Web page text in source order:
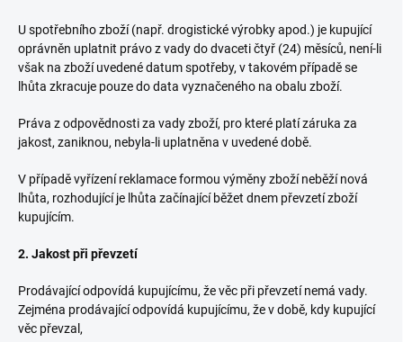
U spotřebního zboží (např. drogistické výrobky apod.) je kupující
oprávněn uplatnit právo z vady do dvaceti čtyř (24) měsíců, není-li
však na zboží uvedené datum spotřeby, v takovém případě se
lhůta zkracuje pouze do data vyznačeného na obalu zboží.
Práva z odpovědnosti za vady zboží, pro které platí záruka za
jakost, zaniknou, nebyla-li uplatněna v uvedené době.
V případě vyřízení reklamace formou výměny zboží neběží nová
lhůta, rozhodující je lhůta začínající běžet dnem převzetí zboží
kupujícím.
2. Jakost při převzetí
Prodávající odpovídá kupujícímu, že věc při převzetí nemá vady.
Zejména prodávající odpovídá kupujícímu, že v době, kdy kupující
věc převzal,